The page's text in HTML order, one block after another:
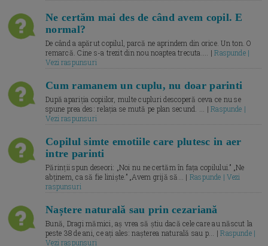
Ne certăm mai des de când avem copil. E
normal?
De când a apărut copilul, parcă ne aprindem din orice. Un ton. O
remarcă. Cine s-a trezit din nou noaptea trecuta.... |Raspunde |
Vezi raspunsuri
Cum ramanem un cuplu, nu doar parinti
După apariția copiilor, multe cupluri descoperă ceva ce nu se
spune prea des: relația se mută pe plan secund. ... |Raspunde |
Vezi raspunsuri
Copilul simte emotiile care plutesc in aer
intre parinti
Părinții spun deseori: „Noi nu ne certăm în fața copilului.” „Ne
abținem, ca să fie liniște.” „Avem grijă să... | Raspunde | Vezi
raspunsuri
Naștere naturală sau prin cezariană
Bună, Dragi mămici, aș vrea să știu dacă cele care au născut la
peste 38 de ani, ce ați ales: nașterea naturală sau p... |Raspunde |
Vezi raspunsuri